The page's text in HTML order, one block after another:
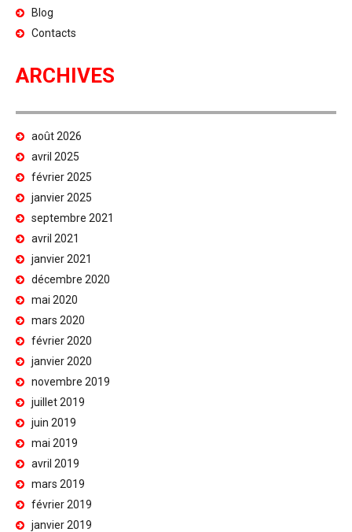
Blog
Contacts
ARCHIVES
août 2026
avril 2025
février 2025
janvier 2025
septembre 2021
avril 2021
janvier 2021
décembre 2020
mai 2020
mars 2020
février 2020
janvier 2020
novembre 2019
juillet 2019
juin 2019
mai 2019
avril 2019
mars 2019
février 2019
janvier 2019